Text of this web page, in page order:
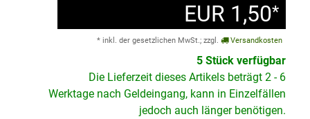
EUR 1,50*
* inkl. der gesetzlichen MwSt.; zzgl. Versandkosten
5 Stück verfügbar
Die Lieferzeit dieses Artikels beträgt 2 - 6
Werktage nach Geldeingang, kann in Einzelfällen
jedoch auch länger benötigen.